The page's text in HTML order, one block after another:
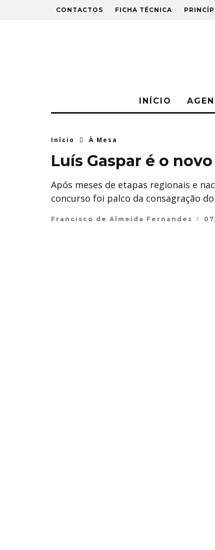
CONTACTOS FICHA TÉCNICA
INÍCIO
Início À Mesa
Luís Gaspar é o
Após meses de etapas regionais e
concurso foi palco da consagração
Francisco de Almeida Fernandes